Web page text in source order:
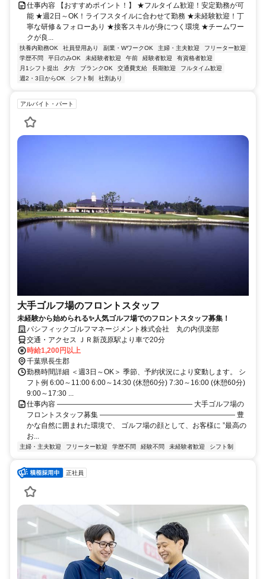
仕事内容 【おすすめポイント！】 ★フルタイム歓迎！安定勤務が可
能 ★週2日～OK！ライフスタイルに合わせて勤務 ★未経験歓迎！丁
寧な研修＆フォローあり ★接客スキルが身につく環境 ★チームワー
クが良...
扶養内勤務OK 社員登用あり 副業・WワークOK 主婦・主夫歓迎
フリーター歓迎
学歴不問
平日のみOK 未経験者歓迎 午前 経験者歓迎
有資格者歓迎
月1シフト提出
夕方 ブランクOK 交通費支給 長期歓迎
フルタイム歓迎
週2・3日からOK
シフト制 社割あり
アルバイト・パート
大手ゴルフ場のフロントスタッフ
未経験から始められる✨人気ゴルフ場でのフロントスタッフ募集！
パシフィックゴルフマネージメント株式会社 丸の内倶楽部
交通・アクセス ＪＲ新茂原駅より車で20分
時給1,200円以上
千葉県長生郡
勤務時間詳細 ＜週3日～OK＞ 季節、予約状況により変動します。 シ
フト例 6:00～11:00 6:00～14:30 (休憩60分) 7:30～16:00 (休憩60分)
9:00～17:30 ...
仕事内容 ――――――――――――――――――― 大手ゴルフ場の
フロントスタッフ募集 ――――――――――――――――――― 豊
かな自然に囲まれた環境で、 ゴルフ場の顔として、お客様に ”最高の
お...
主婦・主夫歓迎 フリーター歓迎 学歴不問 経験不問 未経験者歓迎 シフト制
正社員